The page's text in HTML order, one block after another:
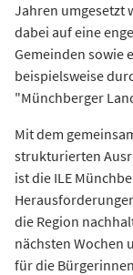
Jahren umgesetzt
dabei auf eine
Gemeinden sowie
beispielsweise
"Münchberger
Mit dem
strukturierten
ist die ILE
die Region
nächsten Wochen
für die